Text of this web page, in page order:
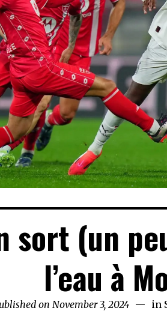
sort (un
l’eau à
on November 3, 2024 in